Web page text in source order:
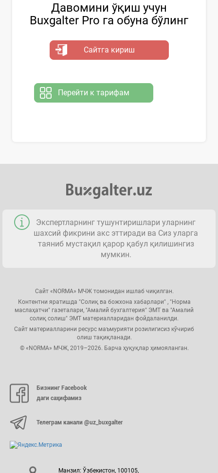
Давомини ўқиш учун
Buxgalter Pro га обуна бўлинг
Сайтга кириш
Перейти к тарифам
Экспертларнинг тушунтиришлари уларнинг
шахсий фикрини акс эттиради ва Сиз уларга
таяниб мустақил қарор қабул қилишингиз
мумкин.
Сайт «NORMA» МЧЖ томонидан ишлаб чиқилган.
Контентни яратишда "Солиқ ва божхона хабарлари" , "Норма
маслаҳатчи" газеталари, "Амалий бухгалтерия" ЭМТ ва "Амалий
солиқ солиш" ЭМТ материалларидан фойдаланилди.
Сайт материалларини ресурс маъмурияти розилигисиз кўчириб
олиш тақиқланади.
© «NORMA» МЧЖ, 2019–2026. Барча ҳуқуқлар ҳимояланган.
Бизнинг Facebook
даги саҳифамиз
Телеграм канали @uz_buxgalter
Манзил: Ўзбекистон, 100105,